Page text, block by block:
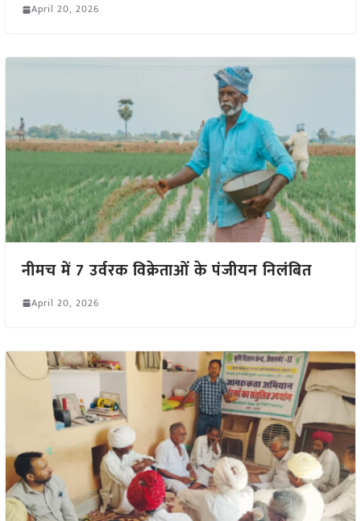
April 20, 2026
नीमच में 7 उर्वरक विक्रेताओं के पंजीयन निलंबित
April 20, 2026